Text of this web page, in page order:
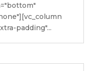
padding"...